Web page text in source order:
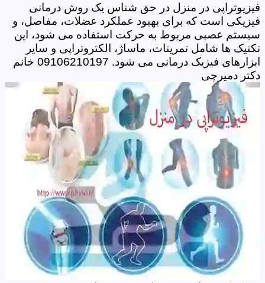
فیزیوتراپی در منزل در حق شناس یک روش درمانی
فیزیکی است که برای بهبود عملکرد عضلات، مفاصل، و
سیستم عصبی مربوط به حرکت استفاده می شود، این
تکنیک ها شامل تمرینات، ماساژ، الکتروتراپی و سایر
ابزارهای فیزیک درمانی می شود. 09106210197 خانم
دکتر دمیرچی